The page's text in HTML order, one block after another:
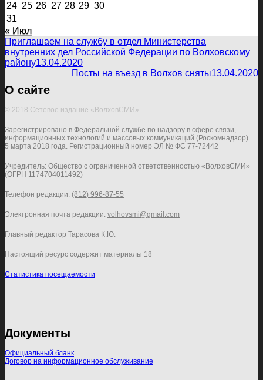
24 25 26 27 28 29 30
31
« Июл
Приглашаем на службу в отдел Министерства
внутренних дел Российской Федерации по Волховскому
району13.04.2020
Посты на въезд в Волхов сняты13.04.2020
О сайте
© 2018 Сетевое издание «ВолховСМИ»
Зарегистрировано в Федеральной службе по надзору в сфере связи,
информационных технологий и массовых коммуникаций (Роскомнадзор)
5 марта 2018 года. Регистрационный номер ЭЛ № ФС 77-72442
Учредитель: Общество с ограниченной ответственностью «ВолховСМИ»
(ОГРН 1174704011492)
Телефон редакции: (812) 996-87-55
Электронная почта редакции: volhovsmi@gmail.com
Главный редактор Тарасова К.Ю.
Настоящий ресурс содержит материалы 18+
Статистика посещаемости
Документы
Официальный бланк
Договор на информационное обслуживание